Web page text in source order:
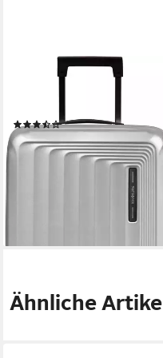
SAMSONITE
(8)
ab 245,00 € UVP269,00 €
lieferbar - in 2-3 Werktagen bei dir
Ähnliche Artikel